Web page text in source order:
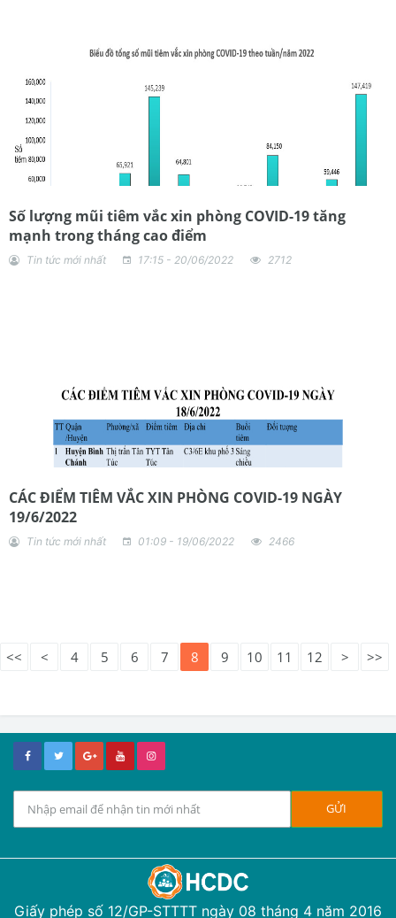
Số lượng mũi tiêm vắc xin phòng COVID-19 tăng
mạnh trong tháng cao điểm
Tin tức mới nhất 17:15 - 20/06/2022 2712
CÁC ĐIỂM TIÊM VẮC XIN PHÒNG COVID-19 NGÀY
19/6/2022
Tin tức mới nhất 01:09 - 19/06/2022 2466
<< < 4 5 6 7 8 9 10 11 12 > >>
Giấy phép số 12/GP-STTTT ngày 08 tháng 4 năm 2016